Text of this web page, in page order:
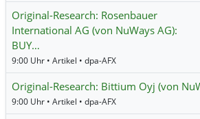
Original-Research: Rosenbauer
International AG (von NuWays AG):
BUY…
9:00 Uhr • Artikel • dpa-AFX
Original-Research: Bittium Oyj (von
9:00 Uhr • Artikel • dpa-AFX